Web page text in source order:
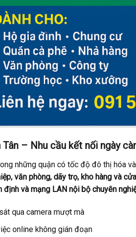
Tân – Nhu cầu kết nối ngày
những quận có tốc độ đô thị hóa
văn phòng, dãy trọ, kho hàng và
định và mạng LAN nội bộ chuyên
qua camera mượt mà
online không gián đoạn